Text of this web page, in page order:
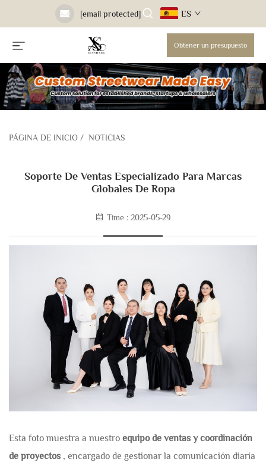
[email protected] ES
Obtener un presupuesto
PÁGINA DE INICIO / NOTICIAS
Soporte De Ventas Especializado Para Marcas
Globales De Ropa
Time : 2025-05-29
Esta foto muestra a nuestro equipo de ventas y coordinación
de proyectos , encargado de gestionar la comunicación diaria